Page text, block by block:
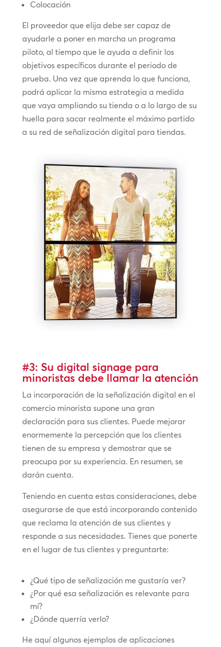
Colocación
El proveedor que elija debe ser capaz de
ayudarle a poner en marcha un programa
piloto, al tiempo que le ayuda a definir los
objetivos específicos durante el periodo de
prueba. Una vez que aprenda lo que funciona,
podrá aplicar la misma estrategia a medida
que vaya ampliando su tienda o a lo largo de su
huella para sacar realmente el máximo partido
a su red de señalización digital para tiendas.
#3: Su digital signage para
minoristas debe llamar la atención
La incorporación de la señalización digital en el
comercio minorista supone una gran
declaración para sus clientes. Puede mejorar
enormemente la percepción que los clientes
tienen de su empresa y demostrar que se
preocupa por su experiencia. En resumen, se
darán cuenta.
Teniendo en cuenta estas consideraciones, debe
asegurarse de que está incorporando contenido
que reclama la atención de sus clientes y
responde a sus necesidades. Tienes que ponerte
en el lugar de tus clientes y preguntarte:
¿Qué tipo de señalización me gustaría ver?
¿Por qué esa señalización es relevante para
mí?
¿Dónde querría verlo?
He aquí algunos ejemplos de aplicaciones